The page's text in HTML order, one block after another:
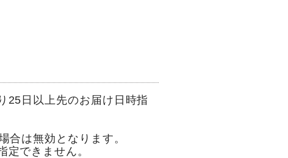
25日以上先のお届け日時指
は無効となります。
できません。